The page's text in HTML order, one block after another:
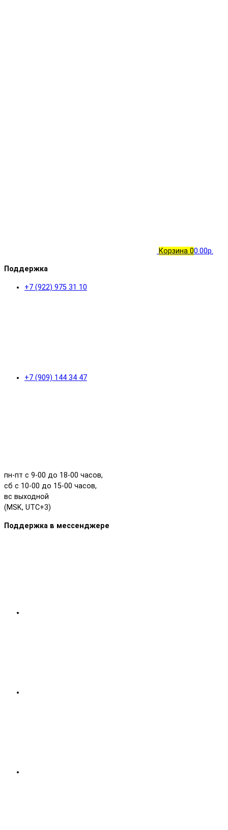
Корзина 00.00р.
Поддержка
+7 (922) 975 31 10
+7 (909) 144 34 47
пн-пт с 9-00 до 18-00 часов,
сб с 10-00 до 15-00 часов,
вс выходной
(MSK, UTC+3)
Поддержка в мессенджере